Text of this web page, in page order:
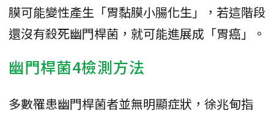
膜可能變性產生「胃黏膜小腸化生」，若這階段
還沒有殺死幽門桿菌，就可能進展成「胃癌」。
幽門桿菌4檢測方法
多數罹患幽門桿菌者並無明顯症狀，徐兆甸指